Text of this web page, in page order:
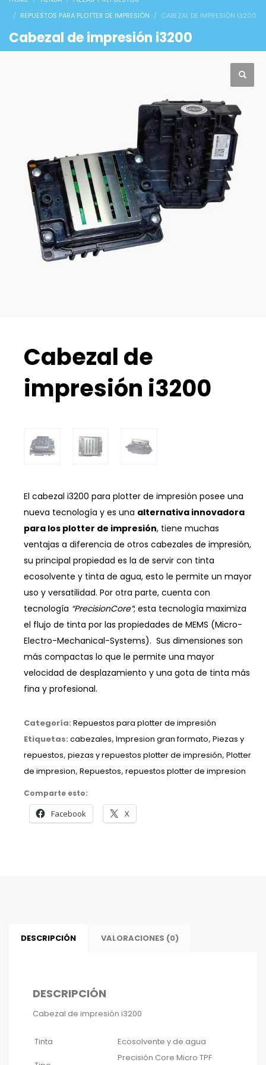
REPUESTOS PARA PLOTTER DE IMPRESIÓN
CABEZAL DE IMPRESIÓN I3200
Cabezal de impresión i3200
Cabezal de
impresión i3200
El cabezal i3200 para plotter de impresión posee una
nueva tecnología y es una alternativa innovadora
para los plotter de impresión, tiene muchas
ventajas a diferencia de otros cabezales de impresión,
su principal propiedad es la de servir con tinta
ecosolvente y tinta de agua, esto le permite un mayor
uso y versatilidad. Por otra parte, cuenta con
tecnología “PrecisionCore”; esta tecnología maximiza
el flujo de tinta por las propiedades de MEMS (Micro-
Electro-Mechanical-Systems). Sus dimensiones son
más compactas lo que le permite una mayor
velocidad de desplazamiento y una gota de tinta más
fina y profesional.
Categoría: Repuestos para plotter de impresión
Etiquetas: cabezales, Impresion gran formato, Piezas y
repuestos, piezas y repuestos plotter de impresión, Plotter
de impresion, Repuestos, repuestos plotter de impresion
Comparte esto:
Facebook X
DESCRIPCIÓN VALORACIONES (0)
DESCRIPCIÓN
Cabezal de impresión i3200
Tinta Ecosolvente y de agua
Precisión Core Micro TPF